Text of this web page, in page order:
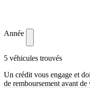
Année
5 véhicules trouvés
Un crédit vous engage et
de remboursement avant de